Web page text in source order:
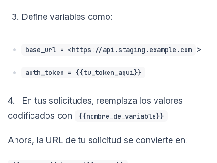
Define variables como:
base_url = <https://api.staging.example.com >
auth_token = {{tu_token_aqui}}
4. En tus solicitudes, reemplaza los valores
codificados con
{{nombre_de_variable}}
Ahora, la URL de tu solicitud se convierte en: